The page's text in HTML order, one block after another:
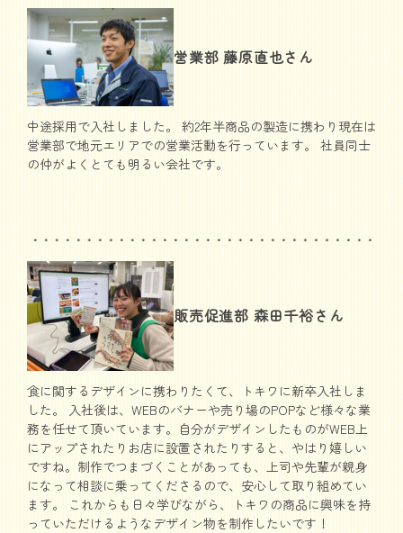
営業部 藤原直也さん
中途採用で入社しました。 約2年半商品の製造に携わり現在は
営業部で地元エリアでの営業活動を行っています。 社員同士
の仲がよくとても明るい会社です。
販売促進部 森田千裕さん
食に関するデザインに携わりたくて、トキワに新卒入社しま
した。 入社後は、WEBのバナーや売り場のPOPなど様々な業
務を任せて頂いています。自分がデザインしたものがWEB上
にアップされたりお店に設置されたりすると、やはり嬉しい
ですね。制作でつまづくことがあっても、上司や先輩が親身
になって相談に乗ってくださるので、安心して取り組めてい
ます。 これからも日々学びながら、トキワの商品に興味を持
っていただけるようなデザイン物を制作したいです！